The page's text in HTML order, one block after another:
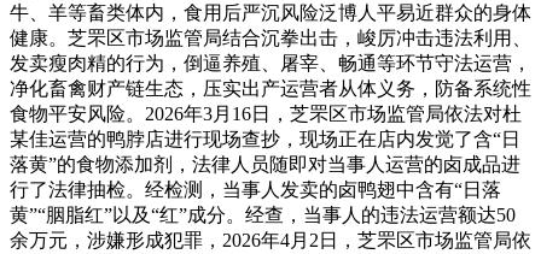
牛、羊等畜类体内，食用后严沉风险泛博人平易近群众的身体
健康。芝罘区市场监管局结合沉拳出击，峻厉冲击违法利用、
发卖瘦肉精的行为，倒逼养殖、屠宰、畅通等环节守法运营，
净化畜禽财产链生态，压实出产运营者从体义务，防备系统性
食物平安风险。2026年3月16日，芝罘区市场监管局依法对杜
某佳运营的鸭脖店进行现场查抄，现场正在店内发觉了含“日
落黄”的食物添加剂，法律人员随即对当事人运营的卤成品进
行了法律抽检。经检测，当事人发卖的卤鸭翅中含有“日落
黄”“胭脂红”以及“红”成分。经查，当事人的违法运营额达50
余万元，涉嫌形成犯罪，2026年4月2日，芝罘区市场监管局依